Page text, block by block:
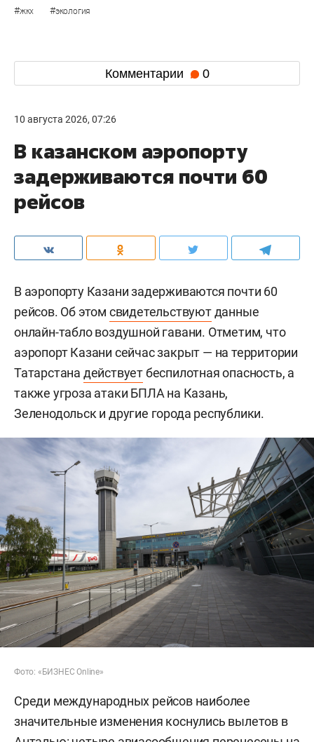
#жкх #экология
Комментарии 0
10 августа 2026, 07:26
В казанском аэропорту
задерживаются почти 60
рейсов
В аэропорту Казани задерживаются почти 60
рейсов. Об этом свидетельствуютданные
онлайн-табло воздушной гавани. Отметим, что
аэропорт Казани сейчас закрыт — на территории
Татарстана действуетбеспилотная опасность, а
также угроза атаки БПЛА на Казань,
Зеленодольск и другие города республики.
Фото: «БИЗНЕС Online»
Среди международных рейсов наиболее
значительные изменения коснулись вылетов в